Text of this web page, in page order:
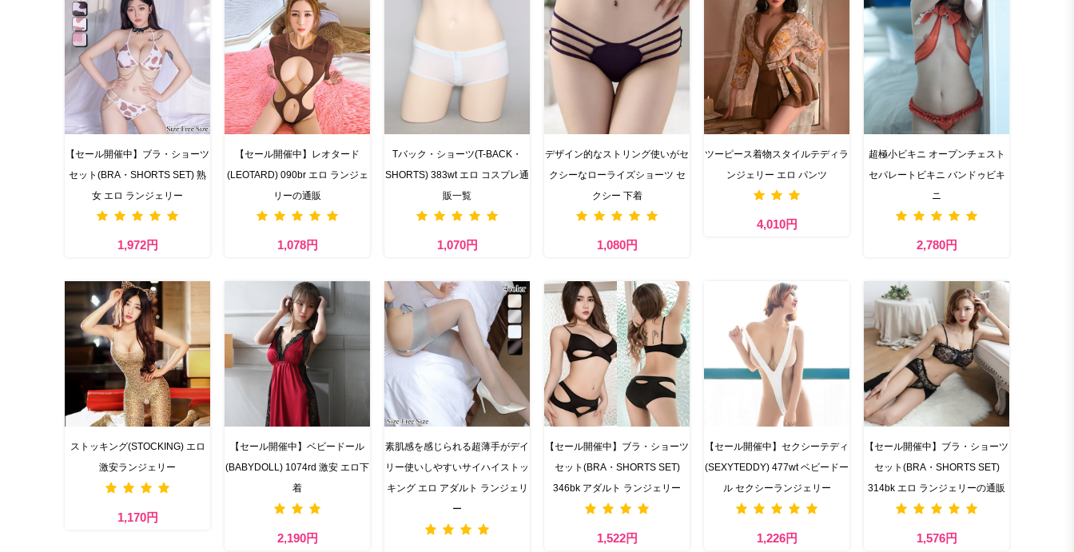
【セール開催中】ブラ・ショーツ
セット(BRA・SHORTS SET) 熟
女 エロ ランジェリー
1,972円
【セール開催中】レオタード
(LEOTARD) 090br エロ ランジェ
リーの通販
1,078円
Tバック・ショーツ(T-BACK・
SHORTS) 383wt エロ コスプレ通
販一覧
1,070円
デザイン的なストリング使いがセ
クシーなローライズショーツ セ
クシー 下着
1,080円
ツーピース着物スタイルテディラ
ンジェリー エロ パンツ
4,010円
超極小ビキニ オープンチェスト
セパレートビキニ バンドゥビキ
ニ
2,780円
ストッキング(STOCKING) エロ
激安ランジェリー
1,170円
【セール開催中】ベビードール
(BABYDOLL) 1074rd 激安 エロ下
着
2,190円
素肌感を感じられる超薄手がデイ
リー使いしやすいサイハイストッ
キング エロ アダルト ランジェリ
ー
【セール開催中】ブラ・ショーツ
セット(BRA・SHORTS SET)
346bk アダルト ランジェリー
1,522円
【セール開催中】セクシーテディ
(SEXYTEDDY) 477wt ベビードー
ル セクシーランジェリー
1,226円
【セール開催中】ブラ・ショーツ
セット(BRA・SHORTS SET)
314bk エロ ランジェリーの通販
1,576円